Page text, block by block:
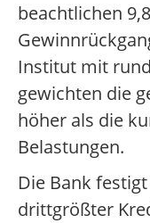
beachtlichen
Institut mit
gewichten die
höher als die
Belastungen.
Die Bank
drittgrößter